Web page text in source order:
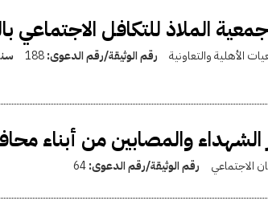
الملاذ للتكافل الاجتماعي
الأهلية والتعاونية رقم الوثيقة/رقم الدعوى:188
والمصابين من أبناء
الاجتماعي رقم الوثيقة/رقم الدعوى:64